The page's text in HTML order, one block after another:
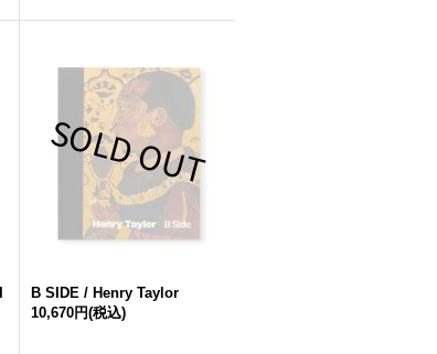
B SIDE / Henry Taylor
10,670円(税込)